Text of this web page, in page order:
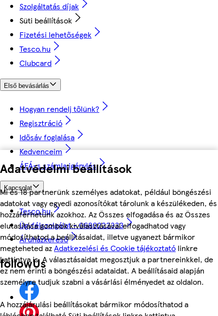
Adatvédelmi beállítások
Mi és 18 partnerünk személyes adatokat, például böngészési
adatokat vagy egyedi azonosítókat tárolunk a készülékeden, és
hozzáférhetünk azokhoz. Az Összes elfogadása és az Összes
elutasítása gombok kiválasztásával elfogadhatod vagy
módosíthatod a beállításaidat, illetve ugyanezt bármikor
megteheted azAdatkezelési és Cookie tájékoztató linkre
kattintva is. A választásaidat megosztjuk a partnereinkkel, de
ez nem érinti a böngészési adataidat. A beállításaid alapján
személyre tudjuk szabni a vásárlási élményedet az oldalon.
A hozzájárulási beállításokat bármikor módosíthatod a
Szolgáltatás díjak
Süti beállítások
Fizetési lehetőségek
Tesco.hu
Clubcard
Első bevásárlás
Hogyan rendelj tőlünk?
Regisztráció
Idősáv foglalása
Kedvenceim
ÁFÁ-s számla igénylés
Kapcsolat
Tesco.hu
Ügyfélszolgálat - 0680222333
Áruházkereső
followUs